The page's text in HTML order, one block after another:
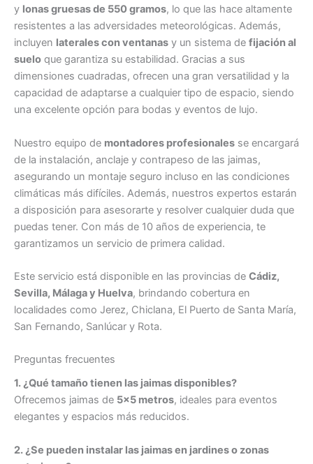
y lonas gruesas de 550 gramos, lo que las hace altamente
resistentes a las adversidades meteorológicas. Además,
incluyen laterales con ventanas y un sistema de fijación al
suelo que garantiza su estabilidad. Gracias a sus
dimensiones cuadradas, ofrecen una gran versatilidad y la
capacidad de adaptarse a cualquier tipo de espacio, siendo
una excelente opción para bodas y eventos de lujo.
Nuestro equipo de montadores profesionales se encargará
de la instalación, anclaje y contrapeso de las jaimas,
asegurando un montaje seguro incluso en las condiciones
climáticas más difíciles. Además, nuestros expertos estarán
a disposición para asesorarte y resolver cualquier duda que
puedas tener. Con más de 10 años de experiencia, te
garantizamos un servicio de primera calidad.
Este servicio está disponible en las provincias de Cádiz,
Sevilla, Málaga y Huelva, brindando cobertura en
localidades como Jerez, Chiclana, El Puerto de Santa María,
San Fernando, Sanlúcar y Rota.
Preguntas frecuentes
1. ¿Qué tamaño tienen las jaimas disponibles?
Ofrecemos jaimas de 5×5 metros, ideales para eventos
elegantes y espacios más reducidos.
2. ¿Se pueden instalar las jaimas en jardines o zonas